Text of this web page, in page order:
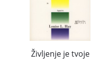
Življenje je tvoje